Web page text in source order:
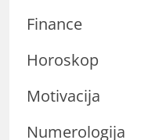
Finance
Horoskop
Motivacija
Numerologija